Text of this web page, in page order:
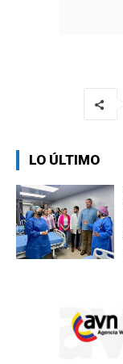
LO ÚLTIMO